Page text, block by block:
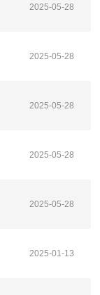
2025-05-28
2025-05-28
2025-05-28
2025-05-28
2025-05-28
2025-01-13